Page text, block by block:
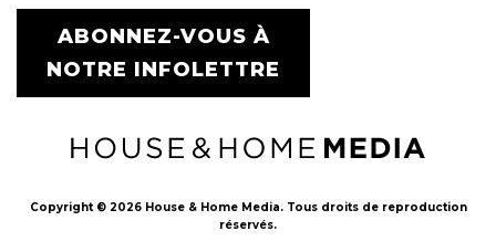
ABONNEZ-VOUS À
NOTRE INFOLETTRE
Copyright © 2026 House & Home Media. Tous droits de reproduction
réservés.